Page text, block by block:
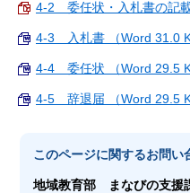
4-2 委任状・入札書の記載
4-3 入札書 （Word 31.0
4-4 委任状 （Word 29.5
4-5 辞退届 （Word 29.5
このページに関するお問い
地域教育部
まなびの支援